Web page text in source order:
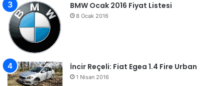
BMW Ocak 2016 Fiyat Listesi
8 Ocak 2016
İncir Reçeli: Fiat Egea 1.4 Fire Urban
1 Nisan 2016